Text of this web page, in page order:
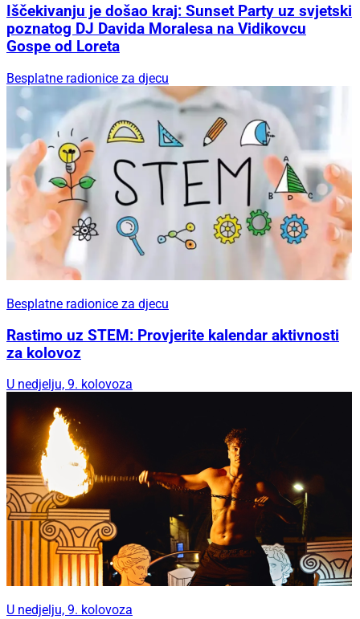
Iščekivanju je došao kraj: Sunset Party uz svjetski
poznatog DJ Davida Moralesa na Vidikovcu
Gospe od Loreta
Besplatne radionice za djecu
Besplatne radionice za djecu
Rastimo uz STEM: Provjerite kalendar aktivnosti
za kolovoz
U nedjelju, 9. kolovoza
U nedjelju, 9. kolovoza